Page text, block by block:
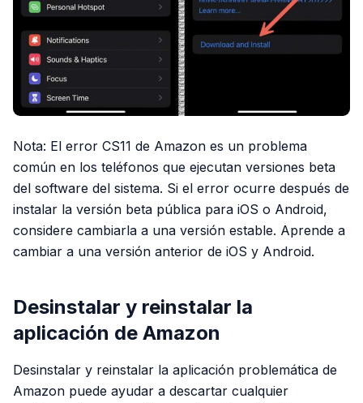
Nota: El error CS11 de Amazon es un problema
común en los teléfonos que ejecutan versiones beta
del software del sistema. Si el error ocurre después de
instalar la versión beta pública para iOS o Android,
considere cambiarla a una versión estable. Aprende a
cambiar a una versión anterior de iOS y Android.
Desinstalar y reinstalar la
aplicación de Amazon
Desinstalar y reinstalar la aplicación problemática de
Amazon puede ayudar a descartar cualquier